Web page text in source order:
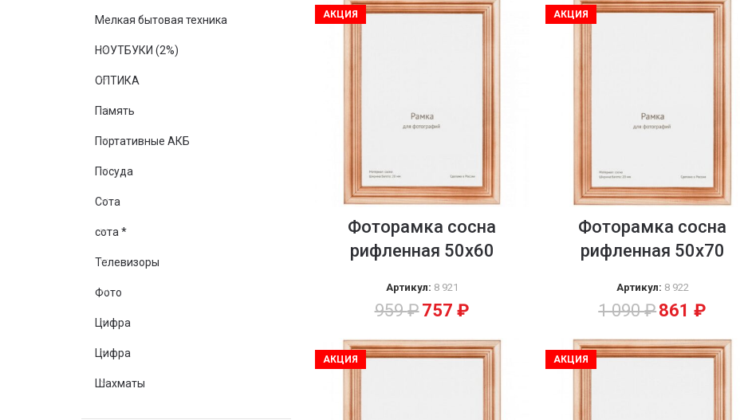
Мелкая бытовая техника
НОУТБУКИ (2%)
ОПТИКА
Память
Портативные АКБ
Посуда
Сота
сота *
Телевизоры
Фото
Цифра
Цифра
Шахматы
АКЦИЯ
Фоторамка сосна
рифленная 50х60
Артикул: 8 921
959₽757 ₽
АКЦИЯ
Фоторамка сосна
рифленная 50х70
Артикул: 8 922
1 090₽861₽
АКЦИЯ АКЦИЯ